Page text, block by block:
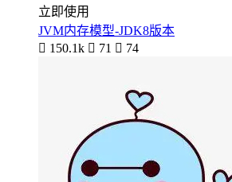
立即使用
JVM内存模型-JDK8版本
 150.1k  71  74